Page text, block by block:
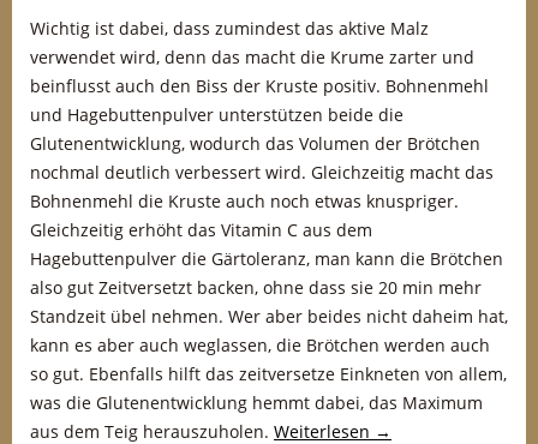
Wichtig ist dabei, dass zumindest das aktive Malz
verwendet wird, denn das macht die Krume zarter und
beinflusst auch den Biss der Kruste positiv. Bohnenmehl
und Hagebuttenpulver unterstützen beide die
Glutenentwicklung, wodurch das Volumen der Brötchen
nochmal deutlich verbessert wird. Gleichzeitig macht das
Bohnenmehl die Kruste auch noch etwas knuspriger.
Gleichzeitig erhöht das Vitamin C aus dem
Hagebuttenpulver die Gärtoleranz, man kann die Brötchen
also gut Zeitversetzt backen, ohne dass sie 20 min mehr
Standzeit übel nehmen. Wer aber beides nicht daheim hat,
kann es aber auch weglassen, die Brötchen werden auch
so gut. Ebenfalls hilft das zeitversetze Einkneten von allem,
was die Glutenentwicklung hemmt dabei, das Maximum
aus dem Teig herauszuholen. Weiterlesen →